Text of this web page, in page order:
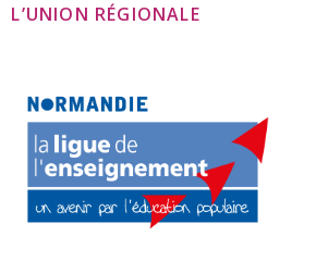
L’UNION RÉGIONALE